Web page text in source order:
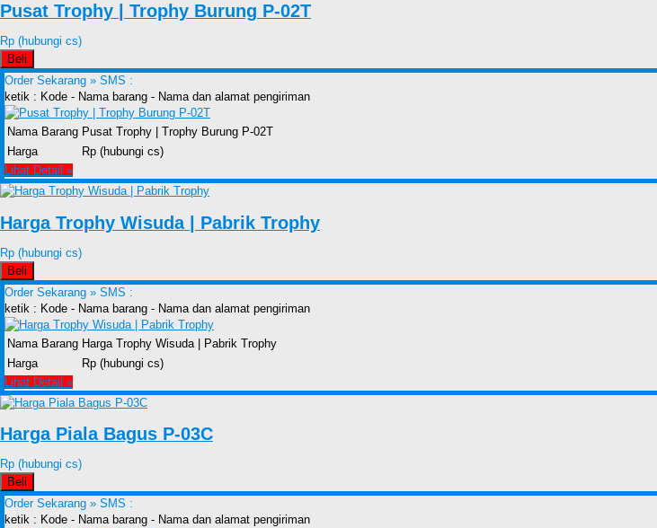
Pusat Trophy | Trophy Burung P-02T
Rp (hubungi cs)
Beli
Order Sekarang » SMS :
ketik : Kode - Nama barang - Nama dan alamat pengiriman
Nama Barang Pusat Trophy | Trophy Burung P-02T
Harga
Rp (hubungi cs)
Lihat Detail »
Harga Trophy Wisuda | Pabrik Trophy
Rp (hubungi cs)
Beli
Order Sekarang » SMS :
ketik : Kode - Nama barang - Nama dan alamat pengiriman
Nama Barang Harga Trophy Wisuda | Pabrik Trophy
Harga
Rp (hubungi cs)
Lihat Detail »
Harga Piala Bagus P-03C
Rp (hubungi cs)
Beli
Order Sekarang » SMS :
ketik : Kode - Nama barang - Nama dan alamat pengiriman